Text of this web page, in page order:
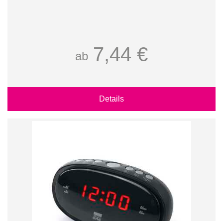
ab 7,44 €
Details